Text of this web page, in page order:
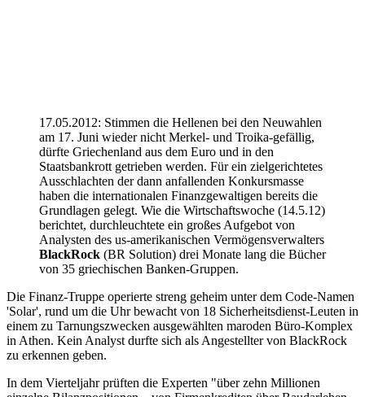
17.05.2012: Stimmen die Hellenen bei den Neuwahlen
am 17. Juni wieder nicht Merkel- und Troika-gefällig,
dürfte Griechenland aus dem Euro und in den
Staatsbankrott getrieben werden. Für ein zielgerichtetes
Ausschlachten der dann anfallenden Konkursmasse
haben die internationalen Finanzgewaltigen bereits die
Grundlagen gelegt. Wie die Wirtschaftswoche (14.5.12)
berichtet, durchleuchtete ein großes Aufgebot von
Analysten des us-amerikanischen Vermögensverwalters
BlackRock (BR Solution) drei Monate lang die Bücher
von 35 griechischen Banken-Gruppen.
Die Finanz-Truppe operierte streng geheim unter dem Code-Namen
'Solar', rund um die Uhr bewacht von 18 Sicherheitsdienst-Leuten in
einem zu Tarnungszwecken ausgewählten maroden Büro-Komplex
in Athen. Kein Analyst durfte sich als Angestellter von BlackRock
zu erkennen geben.
In dem Vierteljahr prüften die Experten "über zehn Millionen